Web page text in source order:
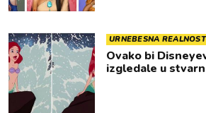
URNEBESNA REALNOST
Ovako bi
izgledale u